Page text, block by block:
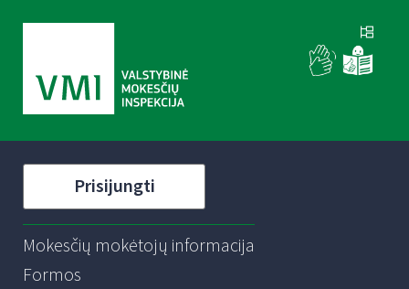
Prisijungti
Mokesčių mokėtojų informacija
Formos